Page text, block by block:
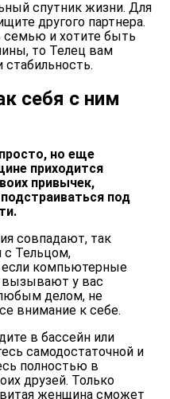
спутник жизни. Для
другого партнера.
семью и хотите быть
то Телец вам
себя с ним
но еще
приходится
привычек,
под
совпадают, так
с Тельцом,
если компьютерные
вызывают у вас
любым делом, не
внимание к себе.
в бассейн или
самодостаточной и
полностью в
друзей. Только
женщина сможет